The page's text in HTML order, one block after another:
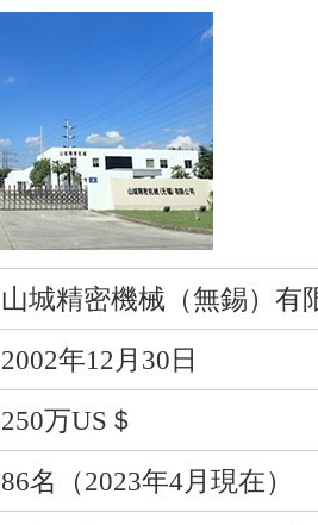
山城精密機械（無錫）有
2002年12月30日
250万US＄
86名（2023年4月現在）